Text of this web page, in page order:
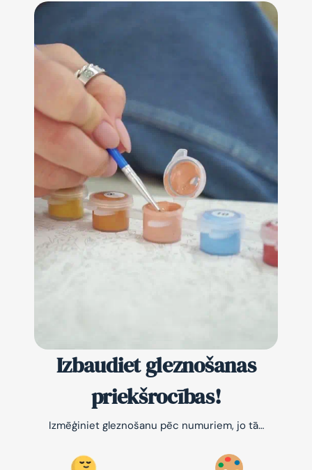
Izbaudiet gleznošanas
priekšrocības!
Izmēģiniet gleznošanu pēc numuriem, jo tā…